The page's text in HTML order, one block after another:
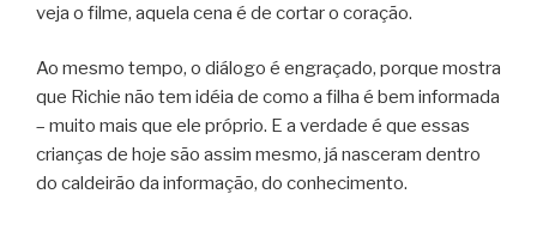
veja o filme, aquela cena é de cortar o coração.
Ao mesmo tempo, o diálogo é engraçado, porque mostra
que Richie não tem idéia de como a filha é bem informada
– muito mais que ele próprio. E a verdade é que essas
crianças de hoje são assim mesmo, já nasceram dentro
do caldeirão da informação, do conhecimento.